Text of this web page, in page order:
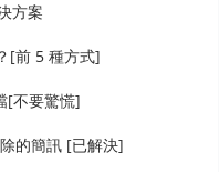
方案
[前 5 種方式]
[不要驚慌]
的簡訊 [已解決]